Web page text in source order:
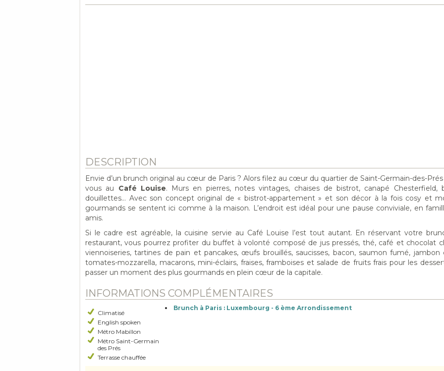
DESCRIPTION
Envie d’un brunch original au cœur de Paris ? Alors filez au cœur du quartier de Saint-Germain-des-
vous au Café Louise. Murs en pierres, notes vintages, chaises de bistrot, canapé Chesterfield,
douillettes… Avec son concept original de « bistrot-appartement » et son décor à la fois cosy et
gourmands se sentent ici comme à la maison. L’endroit est idéal pour une pause conviviale, en
amis.
Si le cadre est agréable, la cuisine servie au Café Louise l’est tout autant. En réservant votre
restaurant, vous pourrez profiter du buffet à volonté composé de jus pressés, thé, café et chocolat
viennoiseries, tartines de pain et pancakes, œufs brouillés, saucisses, bacon, saumon fumé,
tomates-mozzarella, macarons, mini-éclairs, fraises, framboises et salade de fruits frais pour les
passer un moment des plus gourmands en plein cœur de la capitale.
INFORMATIONS COMPLÉMENTAIRES
Climatisé
English spoken
Métro Mabillon
Métro Saint-Germain
des Prés
Terrasse chauffée
Brunch à Paris : Luxembourg - 6 ème Arrondissement